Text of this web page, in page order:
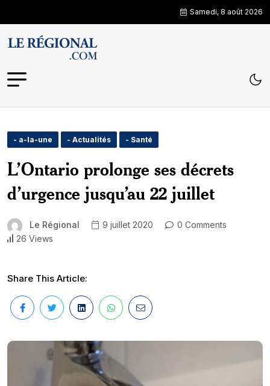
Samedi, 8 août 2026
- a-la-une - Actualités - Santé
L’Ontario prolonge ses décrets
d’urgence jusqu’au 22 juillet
Le Régional 9 juillet 2020
0 Comments
26 Views
Share This Article: